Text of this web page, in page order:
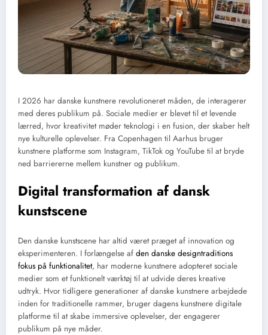
I 2026 har danske kunstnere revolutioneret måden, de interagerer
med deres publikum på. Sociale medier er blevet til et levende
lærred, hvor kreativitet møder teknologi i en fusion, der skaber helt
nye kulturelle oplevelser. Fra Copenhagen til Aarhus bruger
kunstnere platforme som Instagram, TikTok og YouTube til at bryde
ned barriererne mellem kunstner og publikum.
Digital transformation af dansk
kunstscene
Den danske kunstscene har altid været præget af innovation og
eksperimenteren. I forlængelse af den danske designtraditions
fokus på funktionalitet, har moderne kunstnere adopteret sociale
medier som et funktionelt værktøj til at udvide deres kreative
udtryk. Hvor tidligere generationer af danske kunstnere arbejdede
inden for traditionelle rammer, bruger dagens kunstnere digitale
platforme til at skabe immersive oplevelser, der engagerer
publikum på nye måder.